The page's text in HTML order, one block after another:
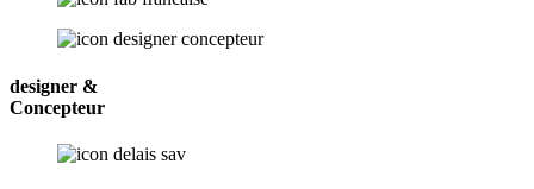
designer &
Concepteur